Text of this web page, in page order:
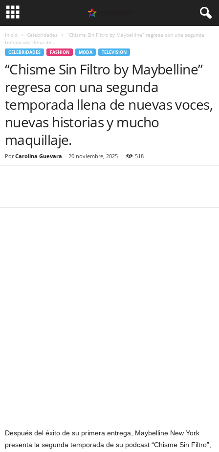
Inicio Celebridades
“Chisme Sin Filtro by Maybelline” regresa con una segunda
temporada llena de...
CELEBRIDADES FASHION MODA TELEVISION
“Chisme Sin Filtro by Maybelline”
regresa con una segunda
temporada llena de nuevas voces,
nuevas historias y mucho
maquillaje.
Por Carolina Guevara - 20 noviembre, 2025 518
Después del éxito de su primera entrega, Maybelline New York
presenta la segunda temporada de su podcast “Chisme Sin Filtro”,